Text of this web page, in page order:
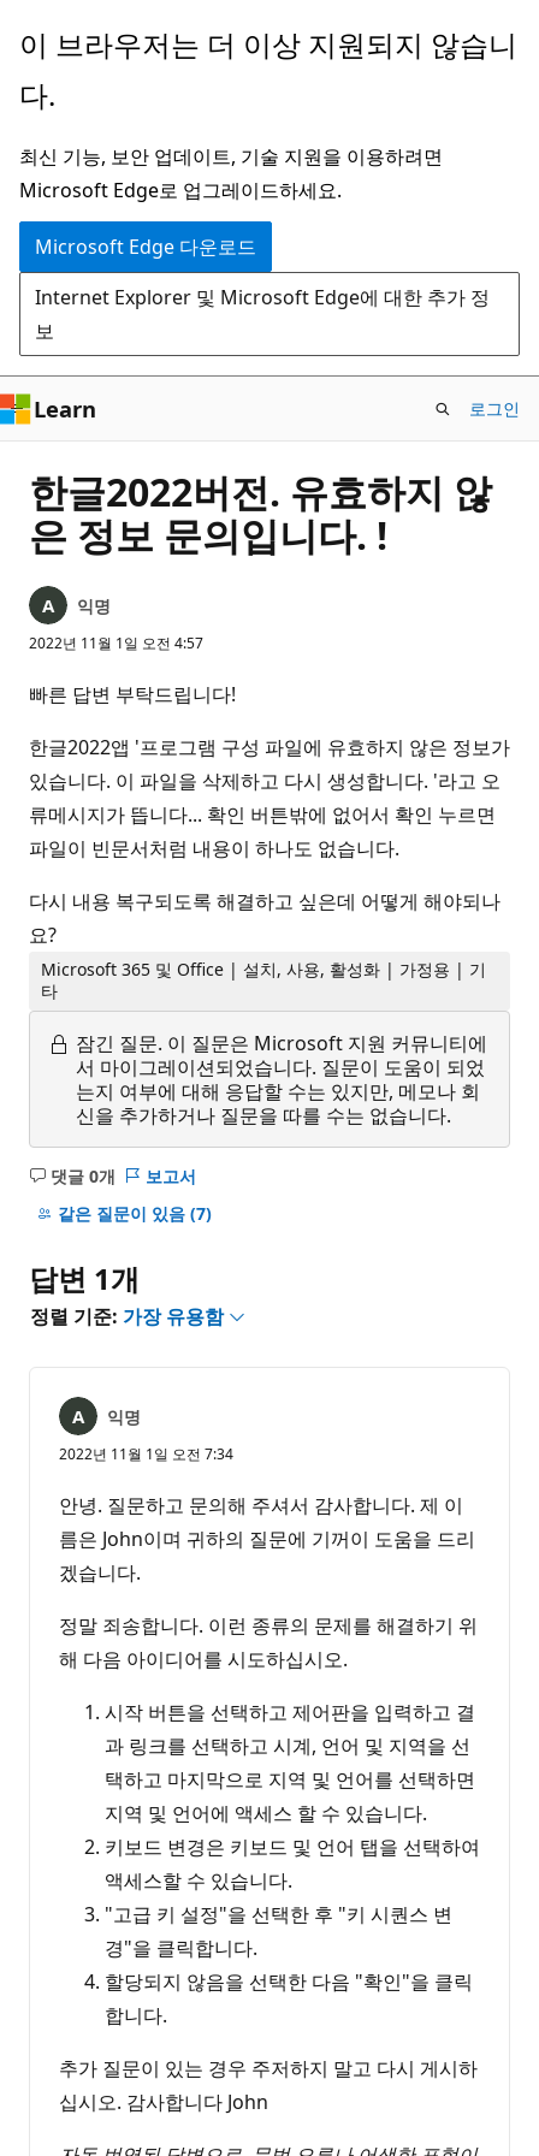
주
콘
츠
로
건
너
뛰
기
이 브라우저는 더 이상 지원되지 않습니
다.
최신 기능, 보안 업데이트, 기술 지원을 이용하려면
Microsoft Edge로 업그레이드하세요.
Microsoft Edge 다운로드
Internet Explorer 및 Microsoft Edge에 대한 추가 정
보
Learn 로그인
한글2022버전. 유효하지 않
은 정보 문의입니다. !
익명
2022년 11월 1일 오전 4:57
빠른 답변 부탁드립니다!
한글2022앱 '프로그램 구성 파일에 유효하지 않은 정보가
있습니다. 이 파일을 삭제하고 다시 생성합니다. '라고 오
류메시지가 뜹니다... 확인 버튼밖에 없어서 확인 누르면
파일이 빈문서처럼 내용이 하나도 없습니다.
다시 내용 복구되도록 해결하고 싶은데 어떻게 해야되나
요?
Microsoft 365 및 Office | 설치, 사용, 활성화 | 가정용 | 기
타
잠긴 질문. 이 질문은 Microsoft 지원 커뮤니티에
서 마이그레이션되었습니다. 질문이 도움이 되었
는지 여부에 대해 응답할 수는 있지만, 메모나 회
신을 추가하거나 질문을 따를 수는 없습니다.
댓글 0개
설
명
음
보고서
같은 질문이 있음 (7)
답변 1개
정렬 기준: 가장 유용함
익명
2022년 11월 1일 오전 7:34
안녕. 질문하고 문의해 주셔서 감사합니다. 제 이
름은 John이며 귀하의 질문에 기꺼이 도움을 드리
겠습니다.
정말 죄송합니다. 이런 종류의 문제를 해결하기 위
해 다음 아이디어를 시도하십시오.
시작 버튼을 선택하고 제어판을 입력하고 결
과 링크를 선택하고 시계, 언어 및 지역을 선
택하고 마지막으로 지역 및 언어를 선택하면
지역 및 언어에 액세스 할 수 있습니다.
키보드 변경은 키보드 및 언어 탭을 선택하여
액세스할 수 있습니다.
"고급 키 설정"을 선택한 후 "키 시퀀스 변
경"을 클릭합니다.
할당되지 않음을 선택한 다음 "확인"을 클릭
합니다.
추가 질문이 있는 경우 주저하지 말고 다시 게시하
십시오. 감사합니다 John